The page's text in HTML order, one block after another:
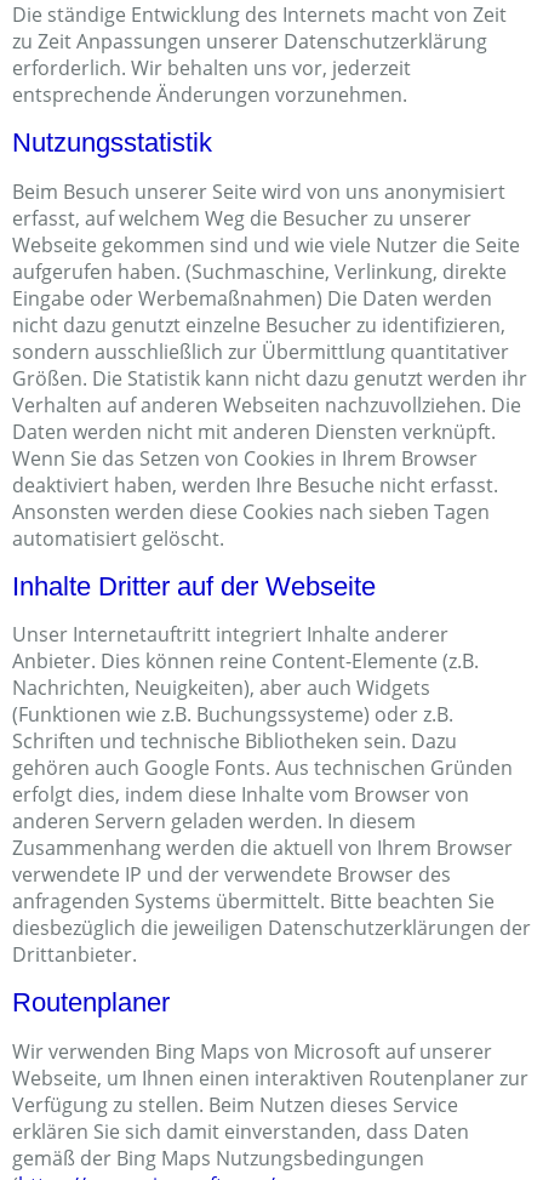
Die ständige Entwicklung des Internets macht von Zeit
zu Zeit Anpassungen unserer Datenschutzerklärung
erforderlich. Wir behalten uns vor, jederzeit
entsprechende Änderungen vorzunehmen.
Nutzungsstatistik
Beim Besuch unserer Seite wird von uns anonymisiert
erfasst, auf welchem Weg die Besucher zu unserer
Webseite gekommen sind und wie viele Nutzer die Seite
aufgerufen haben. (Suchmaschine, Verlinkung, direkte
Eingabe oder Werbemaßnahmen) Die Daten werden
nicht dazu genutzt einzelne Besucher zu identifizieren,
sondern ausschließlich zur Übermittlung quantitativer
Größen. Die Statistik kann nicht dazu genutzt werden ihr
Verhalten auf anderen Webseiten nachzuvollziehen. Die
Daten werden nicht mit anderen Diensten verknüpft.
Wenn Sie das Setzen von Cookies in Ihrem Browser
deaktiviert haben, werden Ihre Besuche nicht erfasst.
Ansonsten werden diese Cookies nach sieben Tagen
automatisiert gelöscht.
Inhalte Dritter auf der Webseite
Unser Internetauftritt integriert Inhalte anderer
Anbieter. Dies können reine Content-Elemente (z.B.
Nachrichten, Neuigkeiten), aber auch Widgets
(Funktionen wie z.B. Buchungssysteme) oder z.B.
Schriften und technische Bibliotheken sein. Dazu
gehören auch Google Fonts. Aus technischen Gründen
erfolgt dies, indem diese Inhalte vom Browser von
anderen Servern geladen werden. In diesem
Zusammenhang werden die aktuell von Ihrem Browser
verwendete IP und der verwendete Browser des
anfragenden Systems übermittelt. Bitte beachten Sie
diesbezüglich die jeweiligen Datenschutzerklärungen der
Drittanbieter.
Routenplaner
Wir verwenden Bing Maps von Microsoft auf unserer
Webseite, um Ihnen einen interaktiven Routenplaner zur
Verfügung zu stellen. Beim Nutzen dieses Service
erklären Sie sich damit einverstanden, dass Daten
gemäß der Bing Maps Nutzungsbedingungen